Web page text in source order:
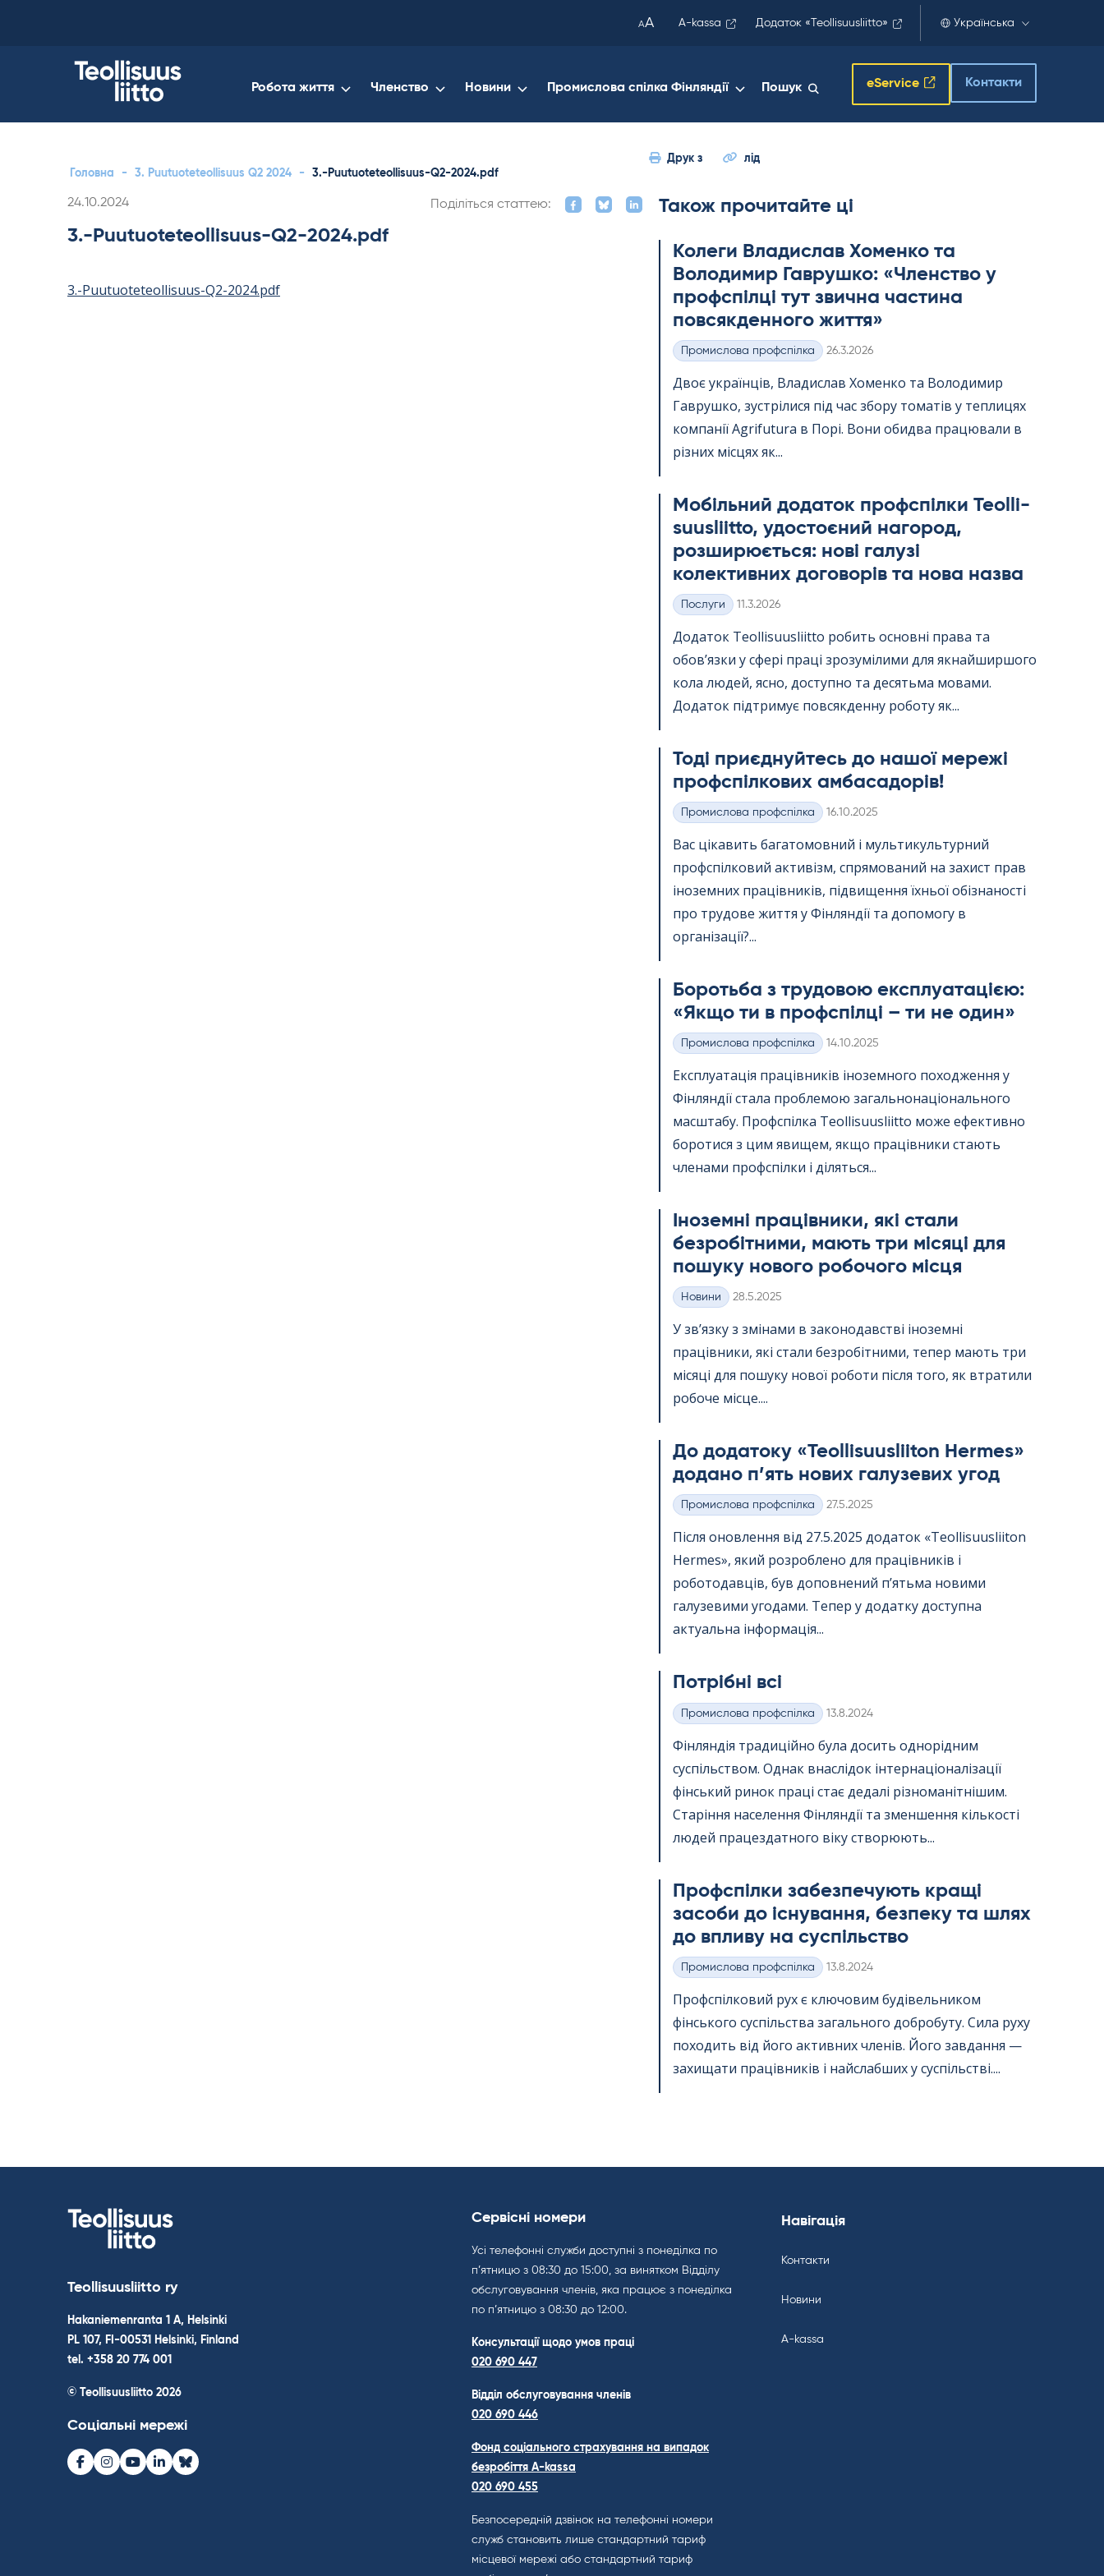
AA A-kassa Додаток «Teollisuusliitto» Українська
Робота життя Членство Новини Промислова спілка Фінляндії Пошук eService Контакти
Головна - 3. Puutuoteteollisuus Q2 2024 - 3.-Puutuoteteollisuus-Q2-2024.pdf
Друк з лід
Kirjoitettu
24.10.2024 Поділіться статтею:
3.-Puutuoteteollisuus-Q2-2024.pdf
3.-Puutuoteteollisuus-Q2-2024.pdf
Також прочитайте ці
Колеги Владислав Хоменко та
Володимир Гаврушко: «Членство у
профспілці тут звична частина
повсякденного життя»
Категорії
Промислова профспілка Kirjoitettu
26.3.2026
Двоє українців, Владислав Хоменко та Володимир
Гаврушко, зустрілися під час збору томатів у теплицях
компанії Agri­fu­tura в Порі. Вони обидва працювали в
різних місцях як...
Мобільний додаток профспілки Teol­li­
suus­liitto, удостоєний нагород,
розширюється: нові галузі
колективних договорів та нова назва
Категорії
Послуги Kirjoitettu
11.3.2026
Додаток Teol­li­suus­liitto робить основні права та
обов’язки у сфері праці зрозумілими для якнайширшого
кола людей, ясно, доступно та десятьма мовами.
Додаток підтримує повсякденну роботу як...
Тоді приєднуйтесь до нашої мережі
профспілкових амбасадорів!
Категорії
Промислова профспілка Kirjoitettu
16.10.2025
Вас цікавить багатомовний і мультикультурний
профспілковий активізм, спрямований на захист прав
іноземних працівників, підвищення їхньої обізнаності
про трудове життя у Фінляндії та допомогу в
організації?...
Боротьба з трудовою експлуатацією:
«Якщо ти в профспілці – ти не один»
Категорії
Промислова профспілка Kirjoitettu
14.10.2025
Експлуатація працівників іноземного походження у
Фінляндії стала проблемою загальнонаціонального
масштабу. Профспілка Teol­li­suus­liitto може ефективно
боротися з цим явищем, якщо працівники стають
членами профспілки і діляться...
Іноземні працівники, які стали
безробітними, мають три місяці для
пошуку нового робочого місця
Категорії
Новини Kirjoitettu
28.5.2025
У зв’язку з змінами в законодавстві іноземні
працівники, які стали безробітними, тепер мають три
місяці для пошуку нової роботи після того, як втратили
робоче місце....
До додатоку «Teol­li­suus­lii­ton Her­mes»
додано п’ять нових галузевих угод
Категорії
Промислова профспілка Kirjoitettu
27.5.2025
Після оновлення від 27.5.2025 додаток «Teol­li­suus­lii­ton
Her­mes», який розроблено для працівників і
роботодавців, був доповнений п’ятьма новими
галузевими угодами. Тепер у додатку доступна
актуальна інформація...
Потрібні всі
Категорії
Промислова профспілка Kirjoitettu
13.8.2024
Фінляндія традиційно була досить однорідним
суспільством. Однак внаслідок інтернаціоналізації
фінський ринок праці стає дедалі різноманітнішим.
Старіння населення Фінляндії та зменшення кількості
людей працездатного віку створюють...
Профспілки забезпечують кращі
засоби до існування, безпеку та шлях
до впливу на суспільство
Категорії
Промислова профспілка Kirjoitettu
13.8.2024
Профспілковий рух є ключовим будівельником
фінського суспільства загального добробуту. Сила руху
походить від його активних членів. Його завдання —
захищати працівників і найслабших у суспільстві....
your
clipboard.)
Teollisuusliitto ry
Hakaniemenranta 1 A, Helsinki
PL 107, FI-00531 Helsinki, Finland
tel. +358 20 774 001
© Teollisuusliitto 2026
Соціальні мережі
Facebook
Instagram
Youtube
LinkedInBluesky
Сервісні номери
Усі телефонні служби доступні з понеділка по
п’ятницю з 08:30 до 15:00, за винятком Відділу
обслуговування членів, яка працює з понеділка
по п’ятницю з 08:30 до 12:00.
Консультації щодо умов праці
020 690 447
Відділ обслуговування членів
020 690 446
Фонд соціального страхування на випадок
безробіття A-kassa
020 690 455
Безпосередній дзвінок на телефонні номери
служб становить лише стандартний тариф
місцевої мережі або стандартний тариф
Навігація
Контакти
Новини
A-kassa